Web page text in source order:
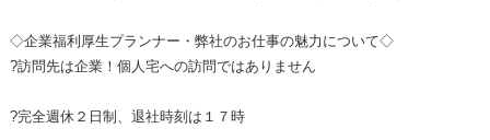
◇企業福利厚生プランナー・弊社のお仕事の魅力について◇
?訪問先は企業！個人宅への訪問ではありません
?完全週休２日制、退社時刻は１７時